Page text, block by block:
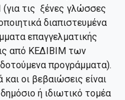
τις ξένες γλώσσες
διαπιστευμένα
επαγγελματικής
από ΚΕΔΙΒΙΜ των
προγράμματα).
οι βεβαιώσεις είναι
ή ιδιωτικό τομέα